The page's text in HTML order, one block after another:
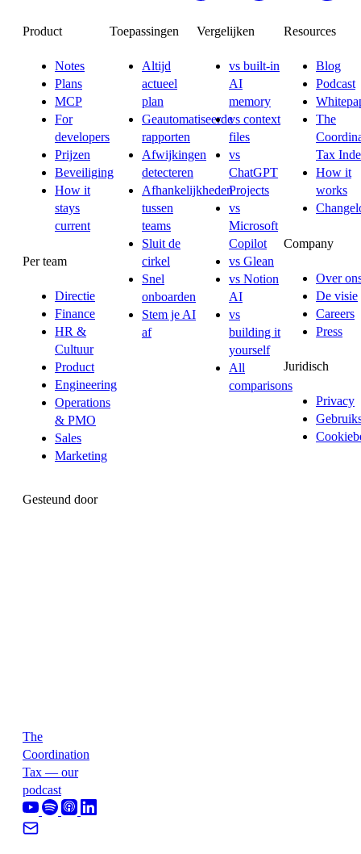
Product
Notes
Plans
MCP
For
developers
Prijzen
Beveiliging
How it
stays
current
Per team
Directie
Finance
HR &
Cultuur
Product
Engineering
Operations
& PMO
Sales
Marketing
Toepassingen
Altijd
actueel
plan
Geautomatiseerde
rapporten
Afwijkingen
detecteren
Afhankelijkheden
tussen
teams
Sluit de
cirkel
Snel
onboarden
Stem je AI
af
Vergelijken
vs built-in
AI
memory
vs context
files
vs
ChatGPT
Projects
vs
Microsoft
Copilot
vs Glean
vs Notion
AI
vs
building it
yourself
All
comparisons
Resources
Blog
Podcast
The
Tax
How it
works
Company
Over
De visie
Careers
Press
Juridisch
Privacy
Gesteund door
The
Coordination
Tax — our
podcast